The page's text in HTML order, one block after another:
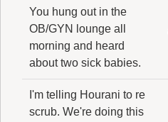
You hung out in the
OB/GYN lounge all
morning and heard
about two sick babies.
I'm telling Hourani to re
scrub. We're doing this